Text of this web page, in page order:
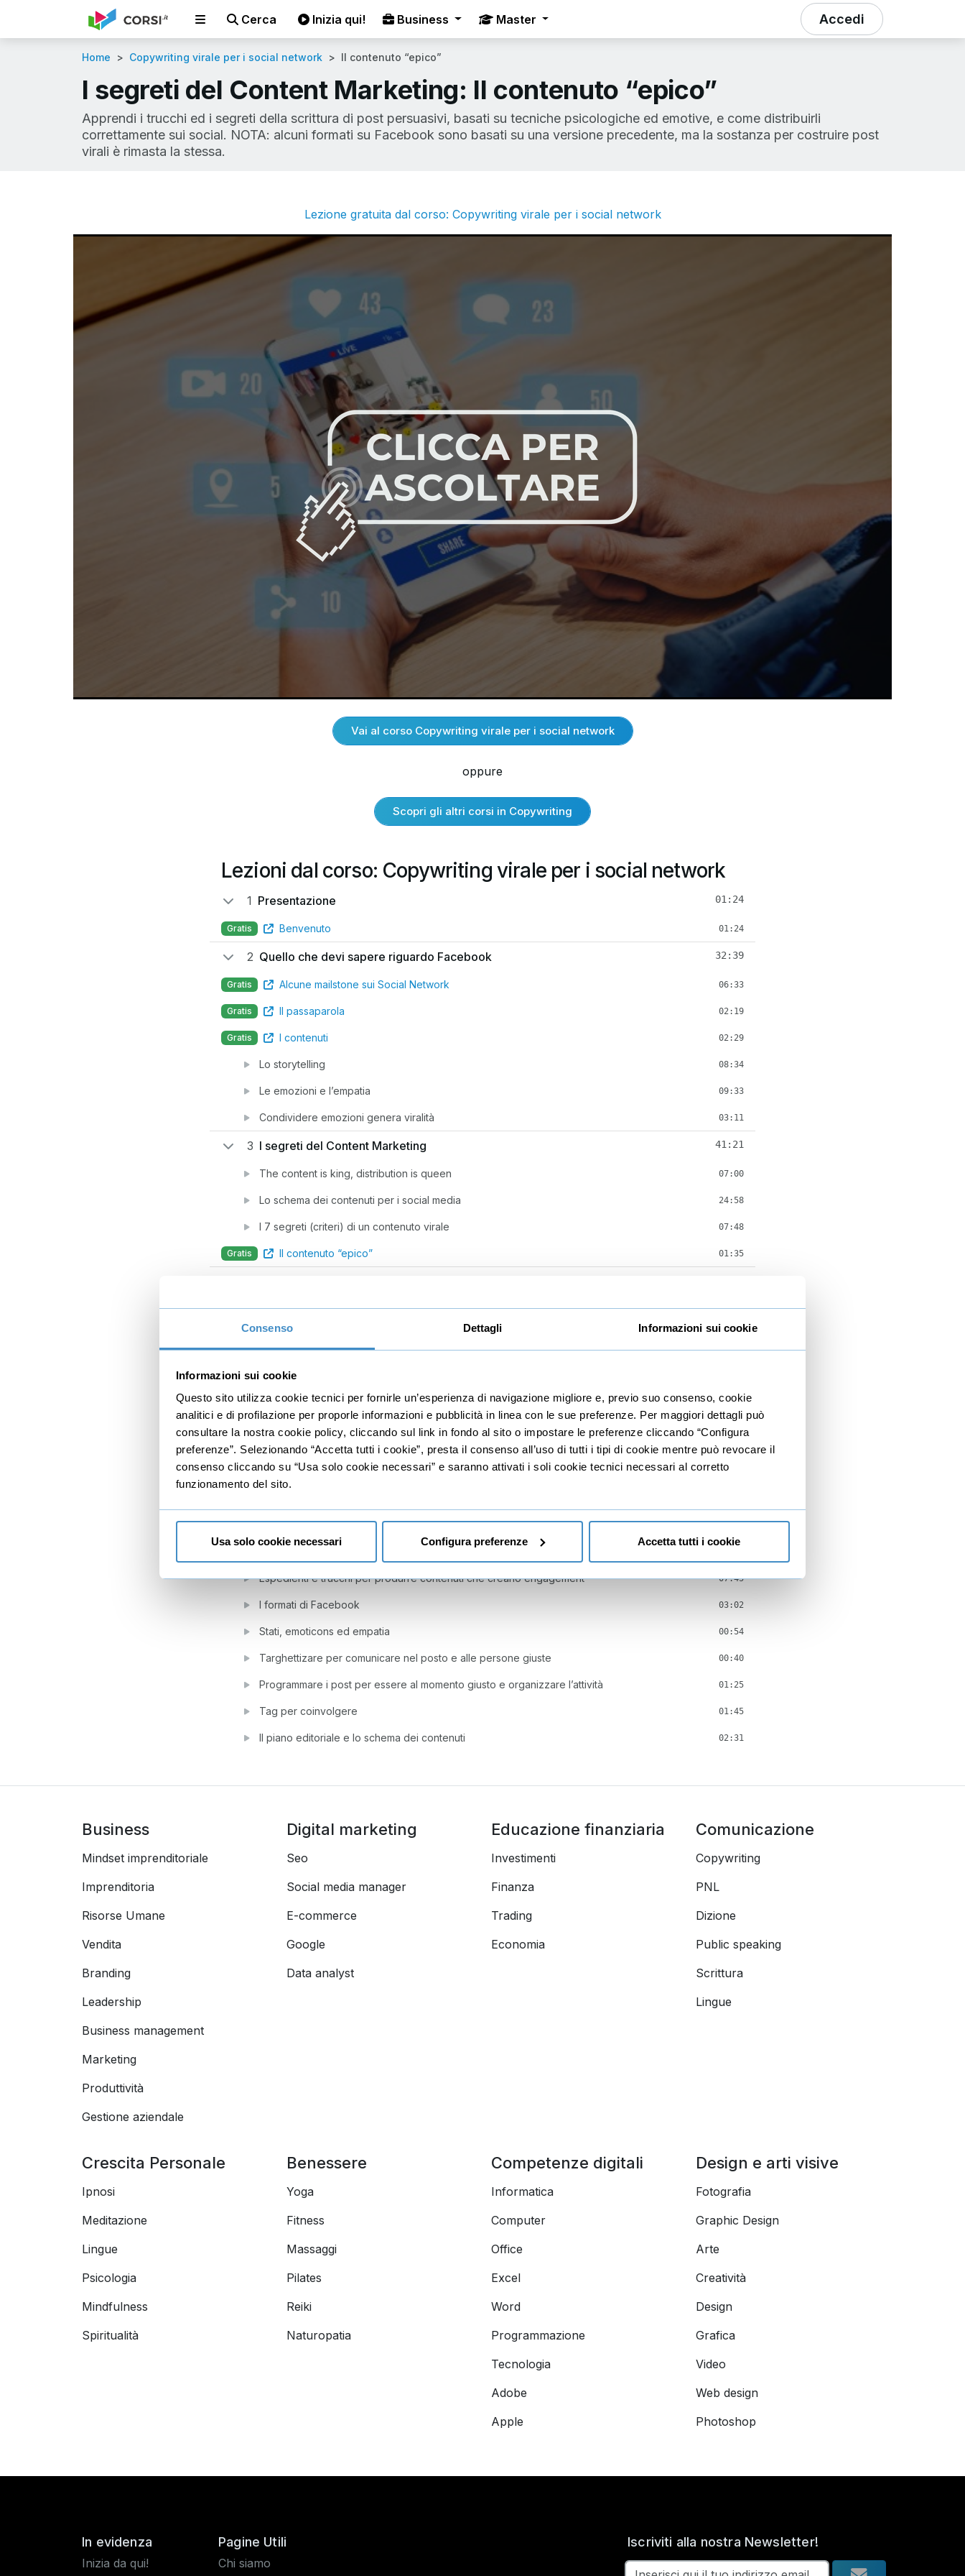
Consenso Dettagli Informazioni sui cookie
Informazioni sui cookie
Questo sito utilizza cookie tecnici per fornirle un’esperienza di navigazione migliore e, previo suo consenso, cookie
analitici e di profilazione per proporle informazioni e pubblicità in linea con le sue preferenze. Per maggiori dettagli può
consultare la nostra cookie policy, cliccando sul link in fondo al sito o impostare le preferenze cliccando “Configura
preferenze”. Selezionando “Accetta tutti i cookie”, presta il consenso all’uso di tutti i tipi di cookie mentre può revocare il
consenso cliccando su “Usa solo cookie necessari” e saranno attivati i soli cookie tecnici necessari al corretto
funzionamento del sito.
Usa solo cookie necessari Configura preferenze Accetta tutti i cookie
Cerca Inizia qui! Business Master Accedi
Home Copywriting virale per i social network Il contenuto “epico”
I segreti del Content Marketing: Il contenuto “epico”
Apprendi i trucchi ed i segreti della scrittura di post persuasivi, basati su tecniche psicologiche ed emotive, e come distribuirli
correttamente sui social. NOTA: alcuni formati su Facebook sono basati su una versione precedente, ma la sostanza per costruire post
virali è rimasta la stessa.
Lezione gratuita dal corso: Copywriting virale per i social network
Vai al corso Copywriting virale per i social network
oppure
Scopri gli altri corsi in Copywriting
Lezioni dal corso: Copywriting virale per i social network
1 Presentazione 01:24
Gratis Benvenuto 01:24
2 Quello che devi sapere riguardo Facebook 32:39
Gratis Alcune mailstone sui Social Network 06:33
Gratis Il passaparola 02:19
Gratis I contenuti 02:29
Lo storytelling 08:34
Le emozioni e l’empatia 09:33
Condividere emozioni genera viralità 03:11
3 I segreti del Content Marketing 41:21
The content is king, distribution is queen 07:00
Lo schema dei contenuti per i social media 24:58
I 7 segreti (criteri) di un contenuto virale 07:48
Gratis Il contenuto “epico” 01:35
I 3 obiettivi di ogni post 04:55
Le 3 leve emotive per creare viralità
Lo schema dei testi vincenti 05:35
Trucchi e segreti per immagini irresistibili
5 Le tecniche definitive 25:24
Formati e caratteristiche 02:01
Espedienti e trucchi per produrre contenuti che creano engagement 07:45
I formati di Facebook 03:02
Stati, emoticons ed empatia 00:54
Targhettizare per comunicare nel posto e alle persone giuste 00:40
Programmare i post per essere al momento giusto e organizzare l’attività 01:25
Tag per coinvolgere 01:45
Il piano editoriale e lo schema dei contenuti 02:31
Business
Mindset imprenditoriale
Imprenditoria
Risorse Umane
Vendita
Branding
Leadership
Business management
Marketing
Produttività
Gestione aziendale
Digital marketing
Seo
Social media manager
E-commerce
Google
Data analyst
Educazione finanziaria
Investimenti
Finanza
Trading
Economia
Comunicazione
Copywriting
PNL
Dizione
Public speaking
Scrittura
Lingue
Crescita Personale
Ipnosi
Meditazione
Lingue
Psicologia
Mindfulness
Spiritualità
Benessere
Yoga
Fitness
Massaggi
Pilates
Reiki
Naturopatia
Competenze digitali
Informatica
Computer
Office
Excel
Word
Programmazione
Tecnologia
Adobe
Apple
Design e arti visive
Fotografia
Graphic Design
Arte
Creatività
Design
Grafica
Video
Web design
Photoshop
In evidenza
Inizia da qui!
Pagine Utili
Chi siamo
Iscriviti alla nostra Newsletter!